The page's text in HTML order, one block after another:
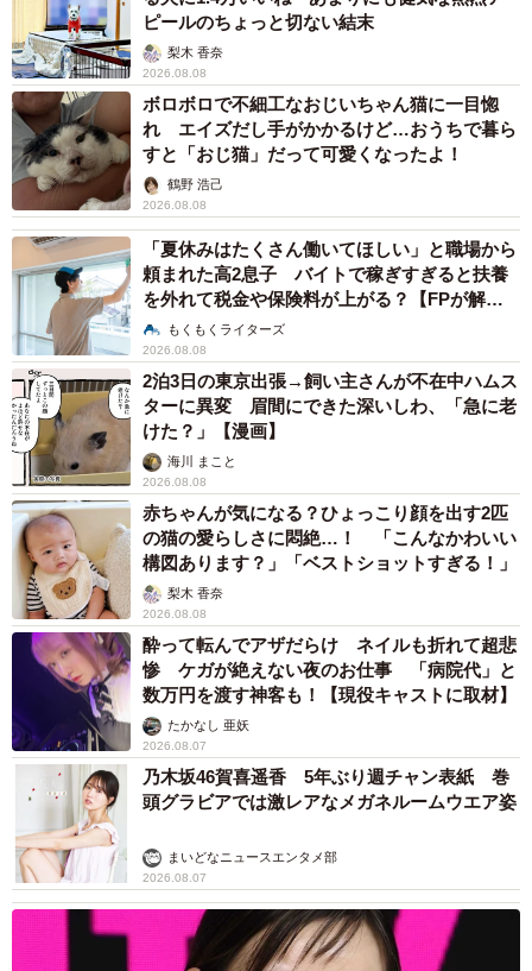
ピールのちょっと切ない結末
梨木 香奈
2026.08.08
ボロボロで不細工なおじいちゃん猫に一目惚
れ エイズだし手がかかるけど…おうちで暮ら
すと「おじ猫」だって可愛くなったよ！
鶴野 浩己
2026.08.08
「夏休みはたくさん働いてほしい」と職場から
頼まれた高2息子 バイトで稼ぎすぎると扶養
を外れて税金や保険料が上がる？【FPが解
説】もくもくライターズ
2026.08.08
2泊3日の東京出張→飼い主さんが不在中ハムス
ターに異変 眉間にできた深いしわ、「急に老
けた？」【漫画】
海川 まこと
2026.08.08
赤ちゃんが気になる？ひょっこり顔を出す2匹
の猫の愛らしさに悶絶…！ 「こんなかわいい
構図あります？」「ベストショットすぎる！」
梨木 香奈
2026.08.08
酔って転んでアザだらけ ネイルも折れて超悲
惨 ケガが絶えない夜のお仕事 「病院代」と
数万円を渡す神客も！【現役キャストに取材】
たかなし 亜妖
2026.08.07
乃木坂46賀喜遥香 5年ぶり週チャン表紙 巻
頭グラビアでは激レアなメガネルームウエア姿
まいどなニュースエンタメ部
2026.08.07